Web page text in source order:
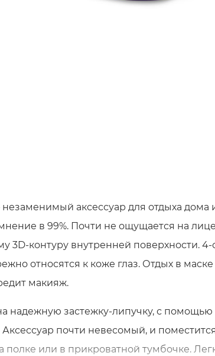
аксессуар для отдыха дома
в 99%. Почти не ощущается на
3D-контуру внутренней поверхности.
относятся к коже глаз. Отдых в маске
макияж.
надежную застежку-липучку, с помощью
почти невесомый, и
полке или в прикроватной тумбочке.